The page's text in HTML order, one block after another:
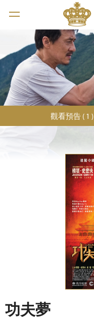
觀看預告 ( 1 )
功夫夢